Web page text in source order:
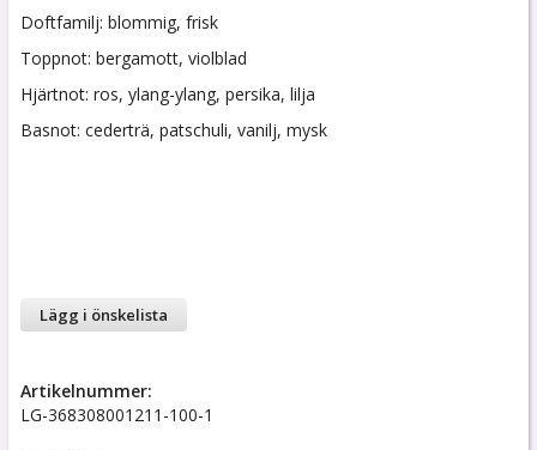
Doftfamilj: blommig, frisk
Toppnot: bergamott, violblad
Hjärtnot: ros, ylang-ylang, persika, lilja
Basnot: cederträ, patschuli, vanilj, mysk
Lägg i önskelista
Artikelnummer:
LG-368308001211-100-1